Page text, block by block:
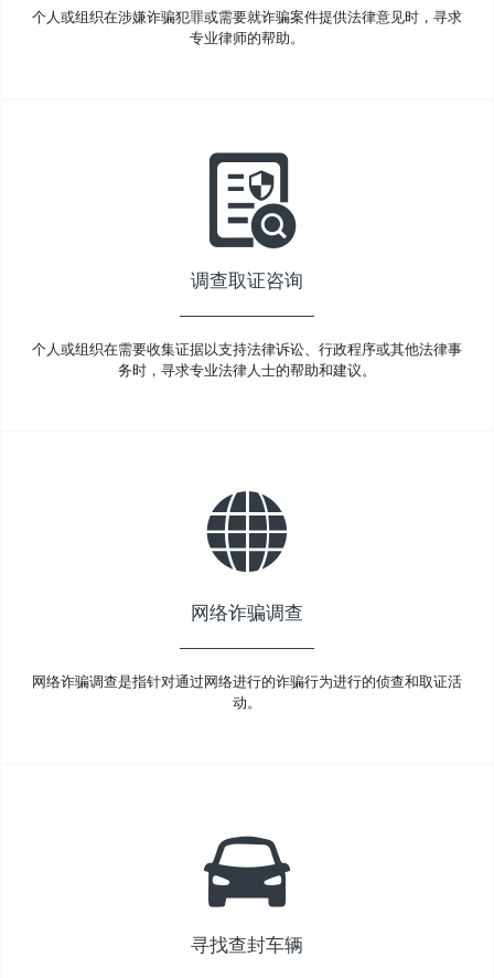
个人或组织在涉嫌诈骗犯罪或需要就诈骗案件提供法律意见时，寻求
专业律师的帮助。
调查取证咨询
个人或组织在需要收集证据以支持法律诉讼、行政程序或其他法律事
务时，寻求专业法律人士的帮助和建议。
网络诈骗调查
网络诈骗调查是指针对通过网络进行的诈骗行为进行的侦查和取证活
动。
寻找查封车辆